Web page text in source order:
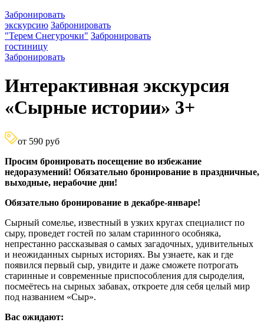
Забронировать
экскурсию Забронировать
"Терем Снегурочки" Забронировать
гостиницу
Забронировать
Интерактивная экскурсия
«Сырные истории» 3+
от 590 руб
Просим бронировать посещение во избежание
недоразумений! Обязательно бронирование в праздничные,
выходные, нерабочие дни!
Обязательно бронирование в декабре-январе!
Сырный сомелье, известный в узких кругах специалист по
сыру, проведет гостей по залам старинного особняка,
непрестанно рассказывая о самых загадочных, удивительных
и неожиданных сырных историях. Вы узнаете, как и где
появился первый сыр, увидите и даже сможете потрогать
старинные и современные приспособления для сыроделия,
посмеётесь на сырных забавах, откроете для себя целый мир
под названием «Сыр».
Вас ожидают: